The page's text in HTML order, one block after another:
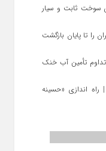
سوخت ثابت و سیار
را تا پایان بازگشت
مهران/ تداوم تأمین آب خنک
راه‌ اندازی «حسینه